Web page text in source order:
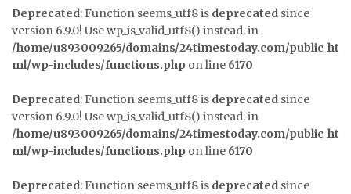
Deprecated: Function seems_utf8 is deprecated since
version 6.9.0! Use wp_is_valid_utf8() instead. in
/home/u893009265/domains/24timestoday.com/public_ht
ml/wp-includes/functions.php on line 6170
Deprecated: Function seems_utf8 is deprecated since
version 6.9.0! Use wp_is_valid_utf8() instead. in
/home/u893009265/domains/24timestoday.com/public_ht
ml/wp-includes/functions.php on line 6170
Deprecated: Function seems_utf8 is deprecated since